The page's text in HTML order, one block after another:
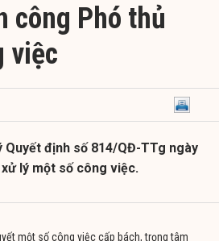
công Phó thủ
việc
Quyết định số 814/QĐ-TTg ngày
lý một số công việc.
một số công việc cấp bách, trọng tâm